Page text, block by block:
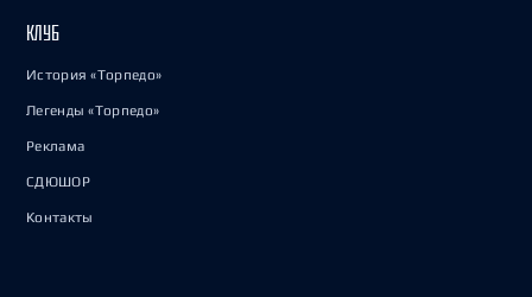
КЛУБ
История «Торпедо»
Легенды «Торпедо»
Реклама
СДЮШОР
Контакты